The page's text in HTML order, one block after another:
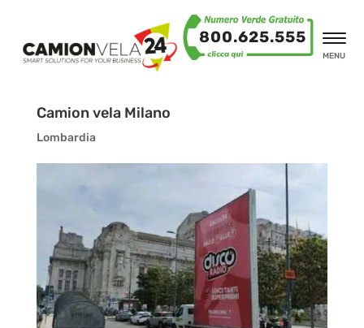
800.625.555
MENU
Camion vela Milano
Lombardia